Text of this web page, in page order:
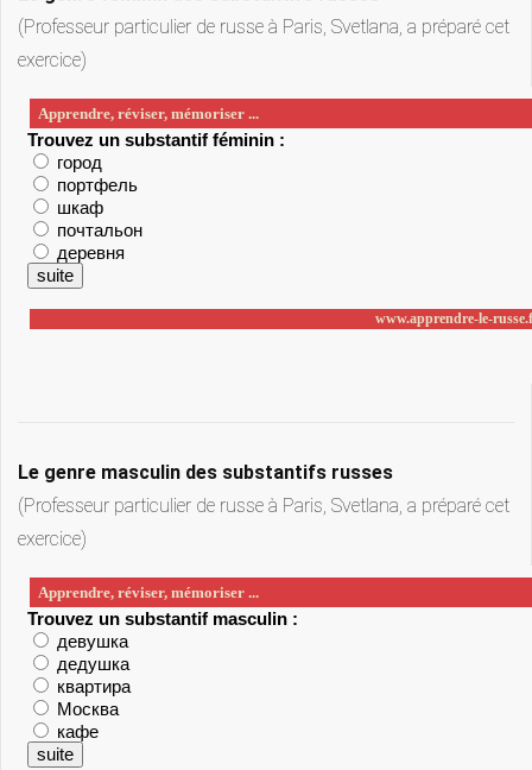
(Professeur particulier de russe à Paris, Svetlana, a préparé cet
exercice)
Le genre masculin des substantifs russes
(Professeur particulier de russe à Paris, Svetlana, a préparé cet
exercice)